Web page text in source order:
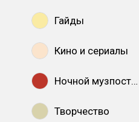
Гайды
Кино и сериалы
Ночной музпостинг
Творчество